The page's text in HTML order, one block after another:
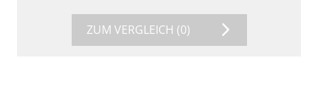
ZUM VERGLEICH (0)